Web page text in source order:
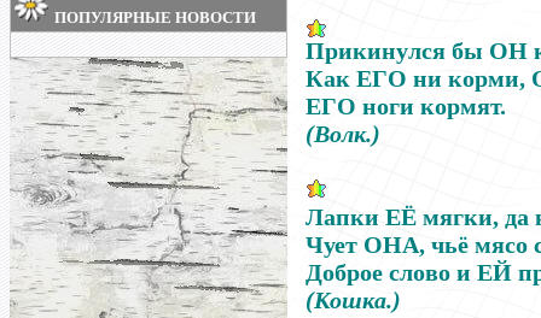
ПОПУЛЯРНЫЕ НОВОСТИ
Прикинулся бы ОН
Как ЕГО ни корми,
ЕГО ноги кормят.
(Волк.)
Лапки ЕЁ мягки, да
Чует ОНА, чьё мясо
Доброе слово и ЕЙ
(Кошка.)